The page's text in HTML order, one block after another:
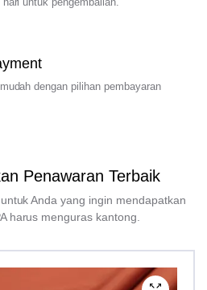
dengan pilihan pembayaran
Penawaran Terbaik
Anda yang ingin mendapatkan
harus menguras kantong.